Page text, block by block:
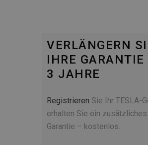
VERLÄNGERN
IHRE GARANTIE
3 JAHRE
Registrieren Sie Ihr TESLA-
erhalten Sie ein
Garantie – kostenlos.